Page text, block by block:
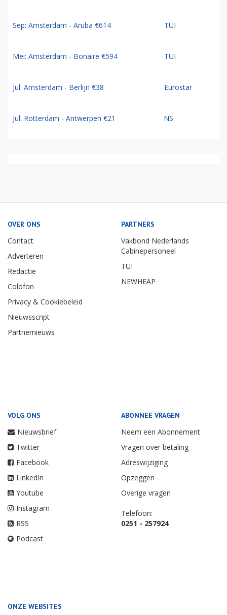
Sep: Amsterdam - Aruba €614 TUI
Mei: Amsterdam - Bonaire €594 TUI
Jul: Amsterdam - Berlijn €38 Eurostar
Jul: Rotterdam - Antwerpen €21 NS
OVER ONS
Contact
Adverteren
Redactie
Colofon
Privacy & Cookiebeleid
Nieuwsscript
Partnernieuws
PARTNERS
Vakbond Nederlands
Cabinepersoneel
TUI
NEWHEAP
VOLG ONS
Nieuwsbrief
Twitter
Facebook
LinkedIn
Youtube
Instagram
RSS
Podcast
ABONNEE VRAGEN
Neem een Abonnement
Vragen over betaling
Adreswijziging
Opzeggen
Overige vragen
Telefoon:
0251 - 257924
ONZE WEBSITES